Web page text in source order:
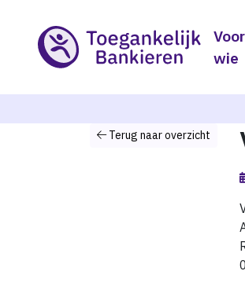
Voor
wie
Terug naar overzicht